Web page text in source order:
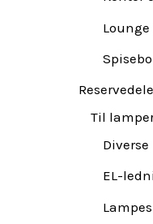
Reservedele
Til
EL-